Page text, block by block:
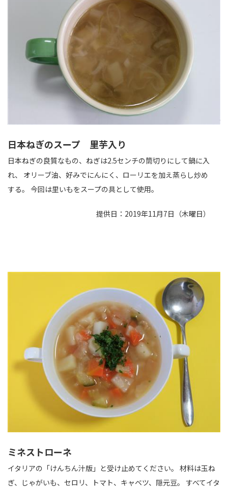
日本ねぎのスープ 里芋入り
日本ねぎの良質なもの、ねぎは2.5センチの筒切りにして鍋に入
れ、 オリーブ油、好みでにんにく、ローリエを加え蒸らし炒め
する。 今回は里いもをスープの具として使用。
提供日：2019年11月7日（木曜日）
ミネストローネ
イタリアの「けんちん汁版」と受け止めてください。 材料は玉ね
ぎ、じゃがいも、セロリ、トマト、キャベツ、隠元豆。 すべてイタ